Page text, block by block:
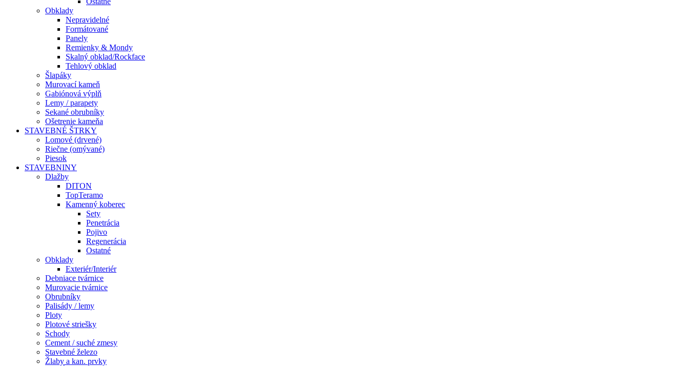
Obklady
Nepravidelné
Formátované
Panely
Remienky & Mondy
Skalný obklad/Rockface
Tehlový obklad
Šlapáky
Murovací kameň
Gabiónová výplň
Lemy / parapety
Sekané obrubníky
Ošetrenie kameňa
STAVEBNÉ ŠTRKY
Lomové (drvené)
Riečne (omývané)
Piesok
STAVEBNINY
Dlažby
DITON
TopTeramo
Kamenný koberec
Sety
Penetrácia
Pojivo
Regenerácia
Ostatné
Obklady
Exteriér/Interiér
Debniace tvárnice
Murovacie tvárnice
Obrubníky
Palisády / lemy
Ploty
Plotové striešky
Schody
Cement / suché zmesy
Stavebné železo
Žlaby a kan. prvky